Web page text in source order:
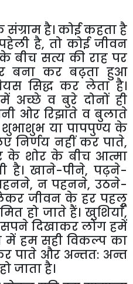
है। कोई कहता है
है, तो कोई जीवन
बीच सत्य की राह पर
बना कर बढ़़ता हुआ
सिद्ध कर लेता है।
अच्छे व बुरे दोनों ही
ओर रिझाते व बुलाते
या पापपुण्य के
निर्णय नहीं कर पाते,
के शोर के बीच आत्मा
है। खाने-पीने,पढ़ने-
, न पहनने,उठने-
जीवन के हर पहलू
हो जाते हैं। खुशियाँ,
दिखाकर लोग हमें
हम सही विकल्प का
पाते और अन्तत: अन्त
जाता है।